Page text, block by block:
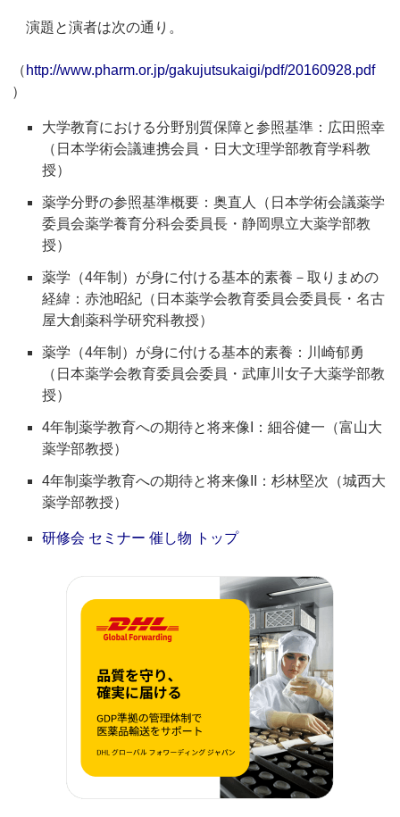
演題と演者は次の通り。
（ http://www.pharm.or.jp/gakujutsukaigi/pdf/20160928.pdf
）
大学教育における分野別質保障と参照基準：広田照幸
（日本学術会議連携会員・日大文理学部教育学科教
授）
薬学分野の参照基準概要：奥直人（日本学術会議薬学
委員会薬学養育分科会委員長・静岡県立大薬学部教
授）
薬学（4年制）が身に付ける基本的素養－取りまめの
経緯：赤池昭紀（日本薬学会教育委員会委員長・名古
屋大創薬科学研究科教授）
薬学（4年制）が身に付ける基本的素養：川崎郁勇
（日本薬学会教育委員会委員・武庫川女子大薬学部教
授）
4年制薬学教育への期待と将来像I：細谷健一（富山大
薬学部教授）
4年制薬学教育への期待と将来像II：杉林堅次（城西大
薬学部教授）
研修会 セミナー 催し物 トップ